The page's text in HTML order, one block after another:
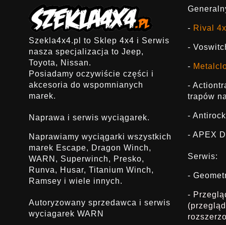
Szekla4x4.pl to Sklep 4x4 i Serwis
nasza specjalizacja to Jeep,
Toyota, Nissan.
Posiadamy oczywiście części i
akcesoria do wspomnianych
marek.
Naprawa i serwis wyciągarek.
Naprawiamy wyciągarki wszystkich
marek Escape, Dragon Winch,
WARN, Superwinch, Presko,
Runva, Husar, Titanium Winch,
Ramsey i wiele innych.
Autoryzowany sprzedawca i serwis
wyciagarek WARN
- Rival
-
-
-
trapów
- Antirock
- APEX
Serwis:
-
-